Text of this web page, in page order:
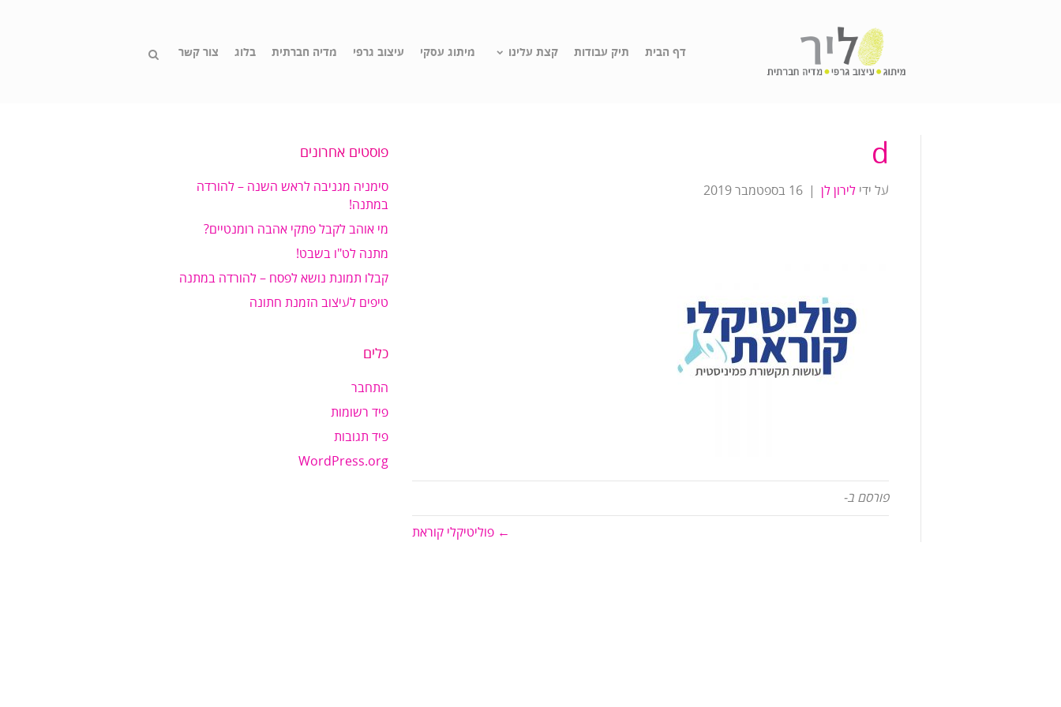
דף הבית תיק עבודות קצת עלינו מיתוג עסקי עיצוב גרפי מדיה חברתית בלוג צור קשר
d
על ידי לירון לן 16 בספטמבר 2019
פורסם ב-
← פוליטיקלי קוראת
פוסטים אחרונים
סימניה מגניבה לראש השנה – להורדה
במתנה!
מי אוהב לקבל פתקי אהבה רומנטיים?
מתנה לט"ו בשבט!
קבלו תמונת נושא לפסח – להורדה במתנה
טיפים לעיצוב הזמנת חתונה
כלים
התחבר
פיד רשומות
פיד תגובות
WordPress.org